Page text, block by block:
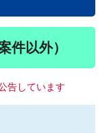
件以外）
告しています